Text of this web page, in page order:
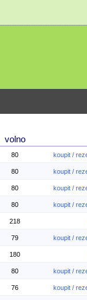
volno
80 koupit /
80 koupit /
80 koupit /
80 koupit /
218
79 koupit /
180
80 koupit /
76 koupit /